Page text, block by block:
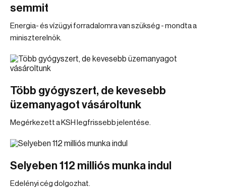
semmit
Energia- és vízügyi forradalomra van szükség - mondta a
miniszterelnök.
Több gyógyszert, de kevesebb
üzemanyagot vásároltunk
Megérkezett a KSH legfrissebb jelentése.
Selyeben 112 milliós munka indul
Edelényi cég dolgozhat.